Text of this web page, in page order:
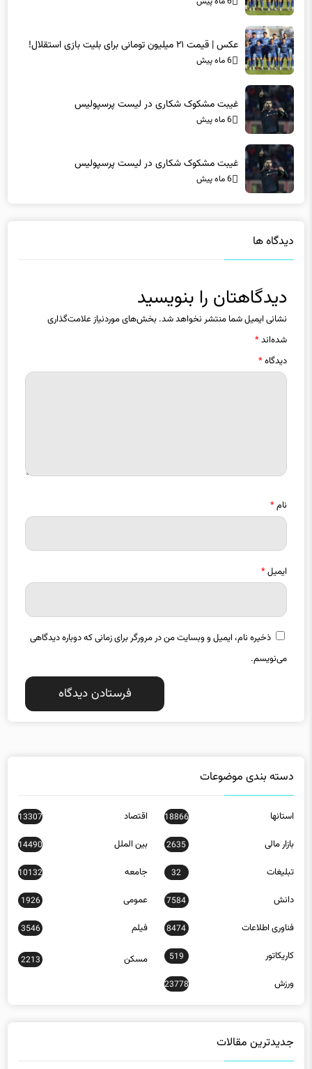
عکس | قیمت ۲۱ میلیون تومانی برای بلیت بازی استقلال!
6 ماه پیش
غیبت مشکوک شکاری در لیست پرسپولیس
6 ماه پیش
غیبت مشکوک شکاری در لیست پرسپولیس
6 ماه پیش
دیدگاه ها
دیدگاهتان را بنویسید
نشانی ایمیل شما منتشر نخواهد شد. بخش‌های موردنیاز علامت‌گذاری
شده‌اند*
دیدگاه*
نام*
ایمیل*
ذخیره نام، ایمیل و وبسایت من در مرورگر برای زمانی که دوباره دیدگاهی
می‌نویسم.
دسته بندی موضوعات
استانها 18866 اقتصاد 13307
بازار مالی 2635 بین الملل 14490
تبلیغات 32 جامعه 10132
دانش 7584 عمومی 1926
فناوری اطلاعات 8474 فیلم 3546
کاریکاتور 519 مسکن 2213
ورزش 23778
جدیدترین مقالات